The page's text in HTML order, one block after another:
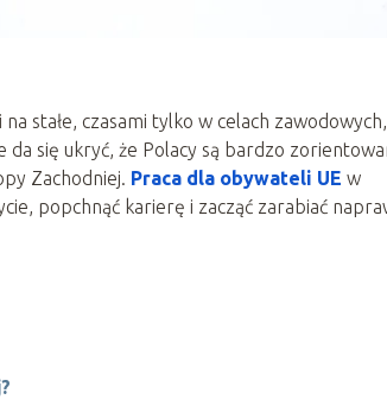
stałe, czasami tylko w celach
się ukryć, że Polacy są bardzo
Zachodniej. Praca dla obywateli UE w
popchnąć karierę i zacząć zarabiać